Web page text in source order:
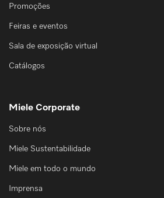
Promoções
Feiras e eventos
Sala de exposição virtual
Catálogos
Miele Corporate
Sobre nós
Miele Sustentabilidade
Miele em todo o mundo
Imprensa